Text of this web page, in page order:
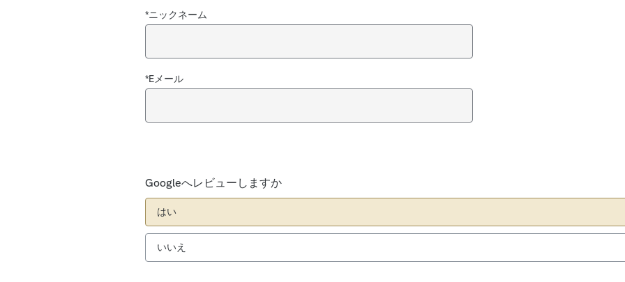
須
*ニックネーム
*Eメール
Googleへレビューしますか
はい
いいえ